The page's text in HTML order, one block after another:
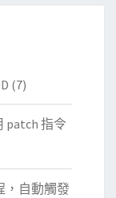
(7)
patch 指令
，自動觸發